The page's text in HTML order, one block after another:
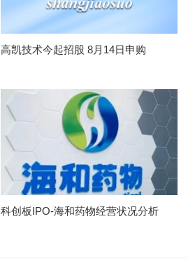
高凯技术今起招股 8月14日申购
科创板IPO-海和药物经营状况分析